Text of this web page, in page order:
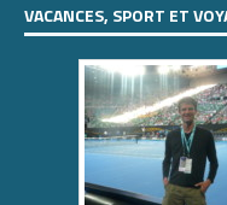
VACANCES, SPORT ET